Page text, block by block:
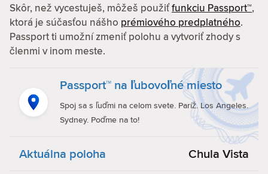
Skôr, než vycestuješ, môžeš použiťfunkciu Passport™,
ktorá je súčasťou nášho prémiového predplatného.
Passport ti umožní zmeniť polohu a vytvoriť zhody s
členmi v inom meste.
Passport™ na ľubovoľné miesto
Spoj sa s ľuďmi na celom svete. Paríž. Los Angeles.
Sydney. Poďme na to!
Aktuálna poloha Chula Vista